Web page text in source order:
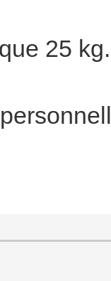
25 kg.